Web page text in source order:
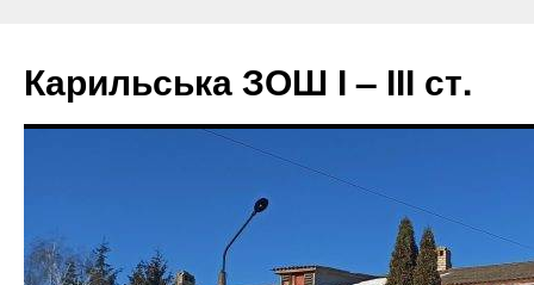
вмісту
Карильська ЗОШ І – ІІІ ст.